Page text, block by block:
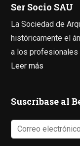
Ser Socio SAU
La Sociedad de
históricamente el
a los profesionales
Leer más
Suscríbase al